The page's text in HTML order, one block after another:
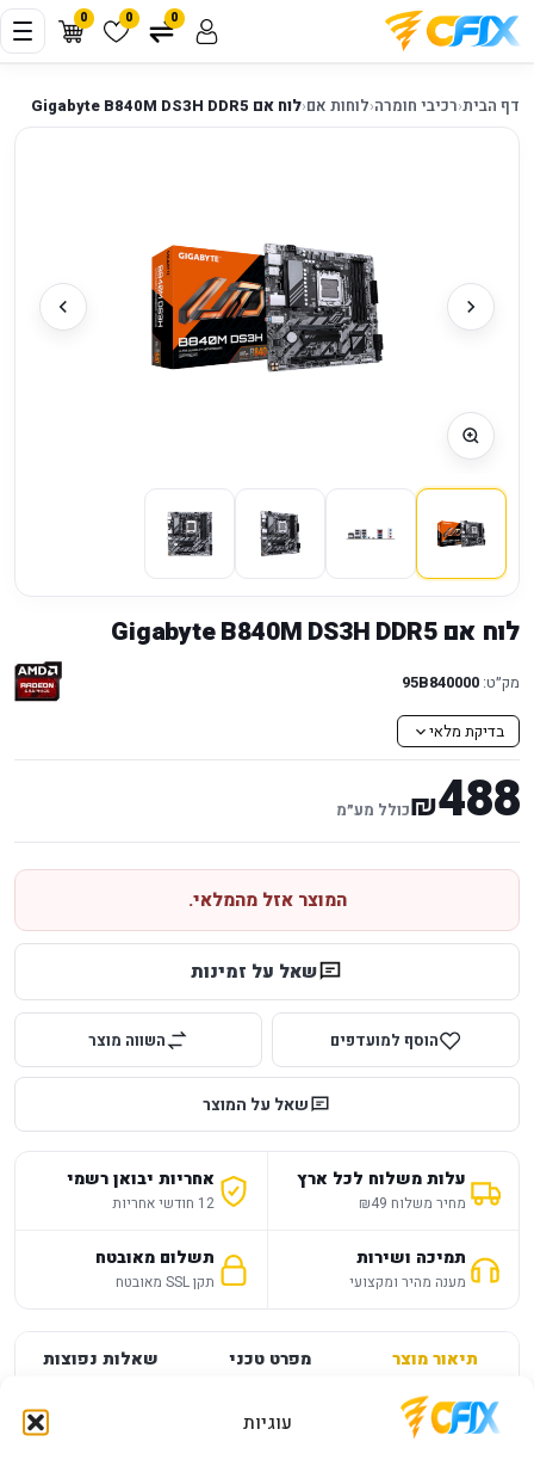
עוגיות
0 0 0
דף הבית‹רכיבי חומרה‹לוחות אם‹לוח אם Gigabyte B840M DS3H DDR5
לוח אם Gigabyte B840M DS3H DDR5
מק״ט: 95B840000
בדיקת מלאי
488
₪כולל מע״מ
המוצר אזל מהמלאי.
שאל על זמינות
הוסף למועדפים השווה מוצר
שאל על המוצר
עלות משלוח לכל ארץ
מחיר משלוח ₪49
אחריות יבואן רשמי
12 חודשי אחריות
תמיכה ושירות
מענה מהיר ומקצועי
תשלום מאובטח
תקן SSL מאובטח
תיאור מוצר מפרט טכני שאלות נפוצות
AMD
AM5